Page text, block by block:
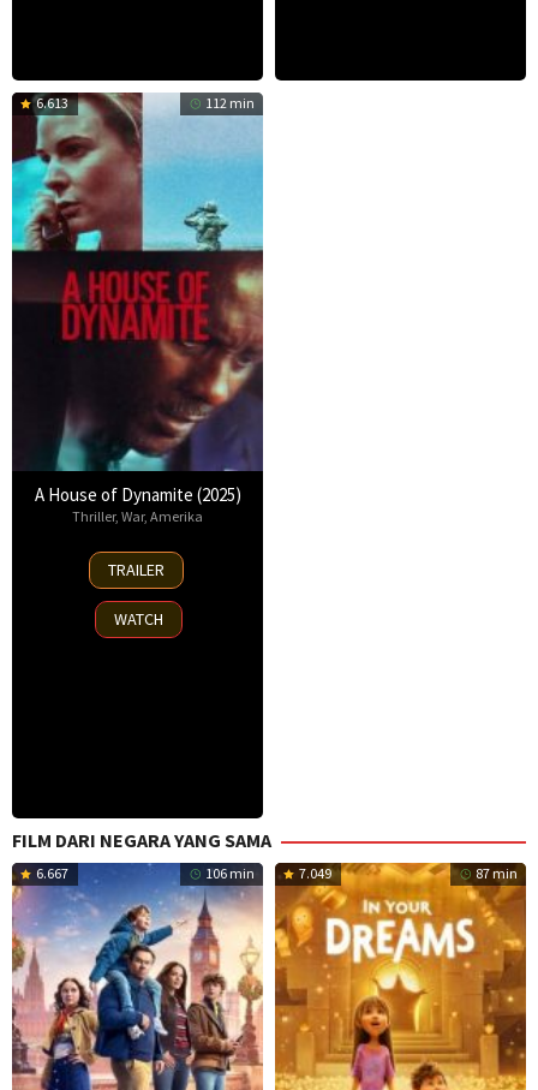
6.613 112 min
A House of Dynamite (2025)
Thriller, War, Amerika
2
Oct
2025
TRAILER
WATCH
FILM DARI NEGARA YANG SAMA
6.667 106 min 7.049 87 min